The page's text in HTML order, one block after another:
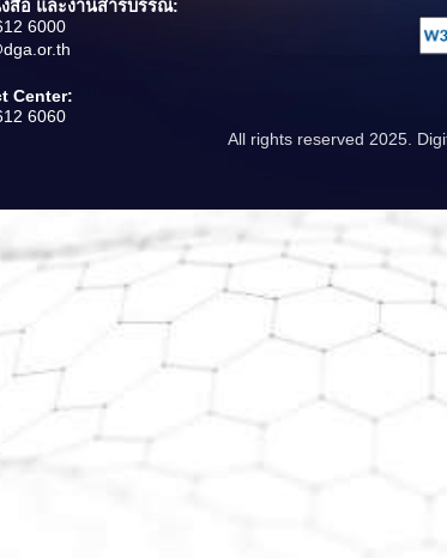
สือ และงานสารบรรณ:
6000
Center:
6060
All rights reserved 2025.